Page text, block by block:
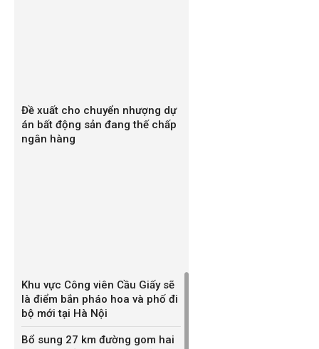
Đề xuất cho chuyển nhượng dự
án bất động sản đang thế chấp
ngân hàng
Khu vực Công viên Cầu Giấy sẽ
là điểm bắn pháo hoa và phố đi
bộ mới tại Hà Nội
Bổ sung 27 km đường gom hai